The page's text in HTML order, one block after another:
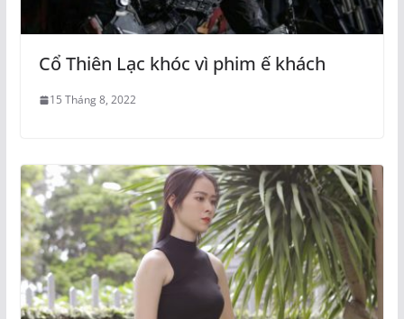
Cổ Thiên Lạc khóc vì phim ế khách
15 Tháng 8, 2022